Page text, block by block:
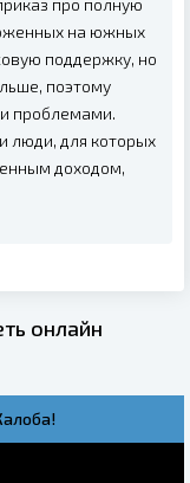
на южных
поддержку, но
поэтому
проблемами.
люди, для которых
доходом,
онлайн